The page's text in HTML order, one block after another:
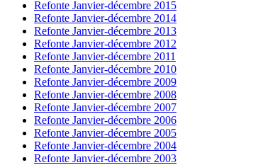
Refonte Janvier-décembre 2015
Refonte Janvier-décembre 2014
Refonte Janvier-décembre 2013
Refonte Janvier-décembre 2012
Refonte Janvier-décembre 2011
Refonte Janvier-décembre 2010
Refonte Janvier-décembre 2009
Refonte Janvier-décembre 2008
Refonte Janvier-décembre 2007
Refonte Janvier-décembre 2006
Refonte Janvier-décembre 2005
Refonte Janvier-décembre 2004
Refonte Janvier-décembre 2003